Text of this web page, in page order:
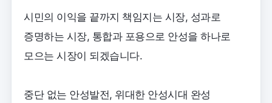
시민의 이익을 끝까지 책임지는 시장, 성과로
증명하는 시장, 통합과 포용으로 안성을 하나로
모으는 시장이 되겠습니다.
중단 없는 안성발전, 위대한 안성시대 완성